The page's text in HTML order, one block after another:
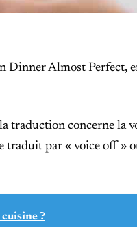
Dinner Almost Perfect,
traduction concerne la
traduit par « voice off »
?